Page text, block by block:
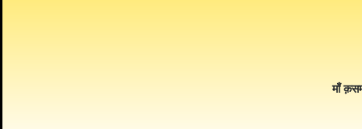
माँ